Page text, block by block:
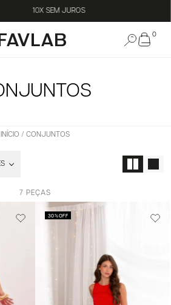
10X SEM JUROS
0
INÍCIO CONJUNTOS
7 PEÇAS
30%OFF